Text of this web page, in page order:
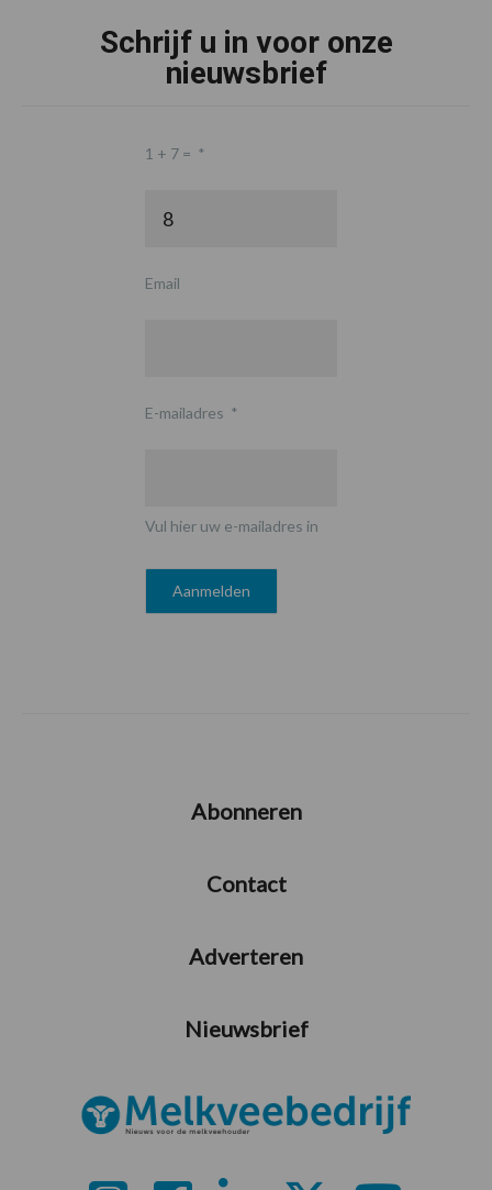
Schrijf u in voor onze
nieuwsbrief
1 + 7 = *
Email
E-mailadres *
Vul hier uw e-mailadres in
Abonneren
Contact
Adverteren
Nieuwsbrief